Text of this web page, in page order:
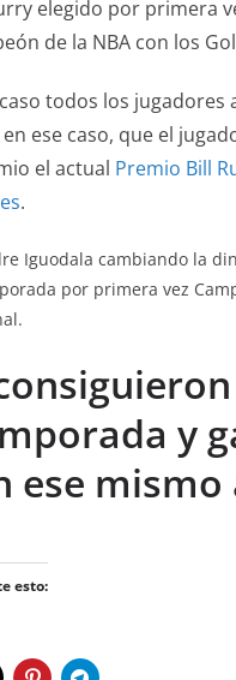
elegido por primera
de la NBA con los
todos los jugadores
ese caso, que el
el actual Premio Bill
.
Iguodala cambiando la
por primera vez
y
ese mismo
esto: